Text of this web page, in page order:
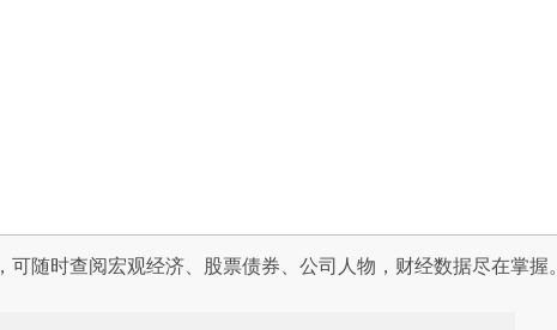
，可随时查阅宏观经济、股票债券、公司人物，财经数据尽在掌握。